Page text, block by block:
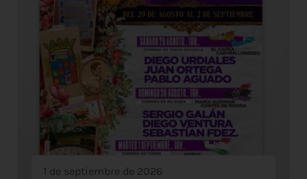
1 de septiembre de 2026